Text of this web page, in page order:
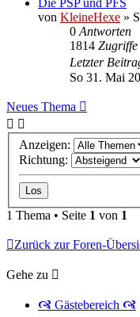
von KleineHexe »
0 Antworten
1814 Zugriffe
Letzter
So 31. Mai
Neues Thema
Anzeigen:
Richtung:
1 Thema • Seite 1 von 1
Zurück zur Foren-
Gehe zu
🙧 Gästebereich 🙧